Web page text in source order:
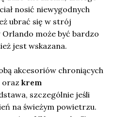
nosić niewygodnych
ubrać się w strój
może być bardzo
jest wskazana.
akcesoriów chroniących
oraz krem
szczególnie jeśli
na świeżym powietrzu.